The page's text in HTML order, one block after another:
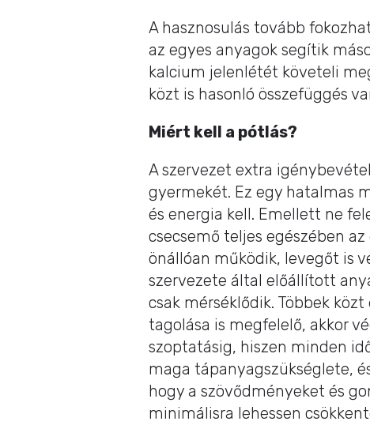
A hasznosulás tovább
az egyes anyagok segítik
kalcium jelenlétét követeli
közt is hasonló összefüggés
Miért kell a pótlás?
A szervezet extra
gyermekét. Ez egy hatalmas
és energia kell. Emellett ne
csecsemő teljes egészében
önállóan működik, levegőt is
szervezete által előállított
csak mérséklődik. Többek
tagolása is megfelelő, akkor
szoptatásig, hiszen minden
maga tápanyagszükséglete,
hogy a szövődményeket és
minimálisra lehessen